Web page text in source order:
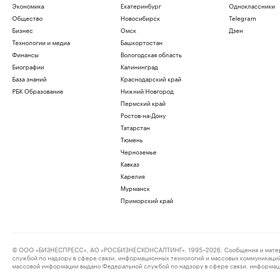
Экономика
Общество
Бизнес
Технологии и медиа
Финансы
Биографии
База знаний
РБК Образование
Екатеринбург
Новосибирск
Омск
Башкортостан
Вологодская область
Калининград
Краснодарский край
Нижний Новгород
Пермский край
Ростов-на-Дону
Татарстан
Тюмень
Черноземье
Кавказ
Карелия
Мурманск
Приморский край
Одноклассники
Telegram
Дзен
© ООО «БИЗНЕСПРЕСС», АО «РОСБИЗНЕСКОНСАЛТИНГ», 1995–2026. Сообщения и
службой по надзору в сфере связи, информационных технологий и массовых
массовой информации выдано Федеральной службой по надзору в сфере связи,